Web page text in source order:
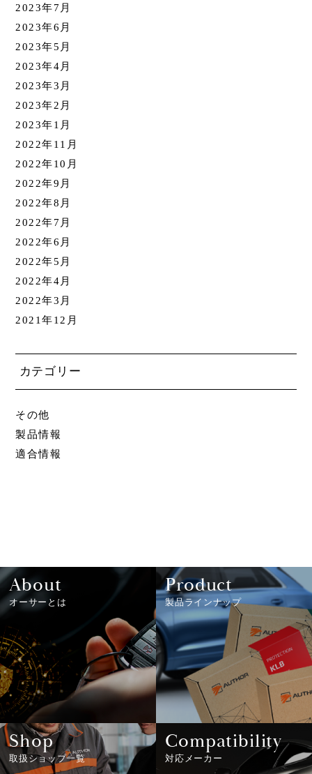
2023年7月
2023年6月
2023年5月
2023年4月
2023年3月
2023年2月
2023年1月
2022年11月
2022年10月
2022年9月
2022年8月
2022年7月
2022年6月
2022年5月
2022年4月
2022年3月
2021年12月
カテゴリー
その他
製品情報
適合情報
About
オーサーとは
Product
製品ラインナップ
Shop
取扱ショップ一覧
Compatibility
対応メーカー